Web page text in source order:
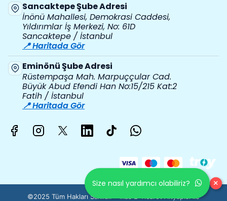
Sancaktepe Şube Adresi
İnönü Mahallesi, Demokrasi Caddesi,
Yıldırımlar İş Merkezi, No: 61D
Sancaktepe / İstanbul
📍 Haritada Gör
Eminönü Şube Adresi
Rüstempaşa Mah. Marpuççular Cad.
Büyük Abud Efendi Han No:15/215 Kat:2
Fatih / İstanbul
📍 Haritada Gör
©2025 Tüm Hakları Saklıdır - ikas E-Ticaret Altyapısı ile
Size nasıl yardımcı olabiliriz? ×